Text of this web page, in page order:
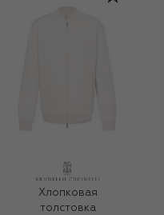
Хлопковая
толстовка